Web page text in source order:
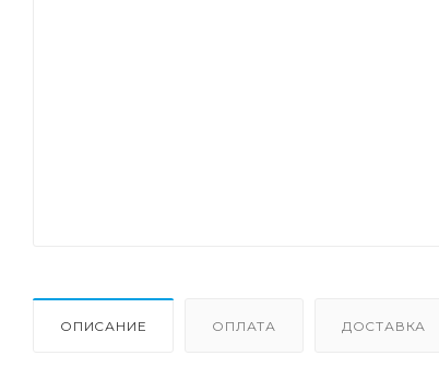
ОПИСАНИЕ ОПЛАТА ДОСТАВКА